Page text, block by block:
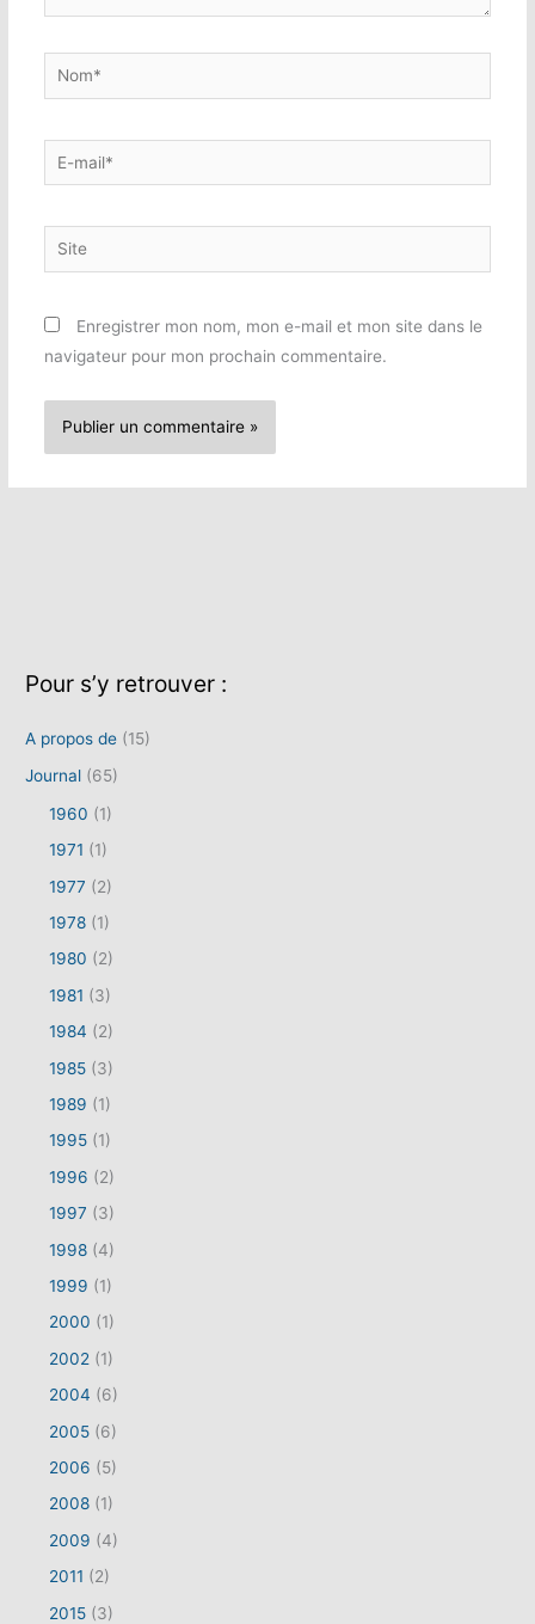
Nom*
E-
mail*
Site
Enregistrer mon nom, mon e-mail et mon site dans le
navigateur pour mon prochain commentaire.
Pour s’y retrouver :
A propos de (15)
Journal (65)
1960 (1)
1971 (1)
1977 (2)
1978 (1)
1980 (2)
1981 (3)
1984 (2)
1985 (3)
1989 (1)
1995 (1)
1996 (2)
1997 (3)
1998 (4)
1999 (1)
2000 (1)
2002 (1)
2004 (6)
2005 (6)
2006 (5)
2008 (1)
2009 (4)
2011 (2)
2015 (3)